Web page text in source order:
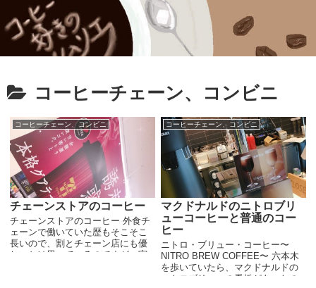
コーヒーチェーン、コンビニ
コーヒーチェーン、コンビニ
チェーンストアのコーヒー
チェーンストアのコーヒー 外食チ
ェーンで働いていた歴もそこそこ
長いので、割とチェーン店にも優
しいとは思っているのですが、実
コーヒーチェーン、コンビニ
マクドナルドのニトロブリ
ューコーヒーと普通のコー
ヒー
ニトロ・ブリュー・コーヒー〜
NITRO BREW COFFEE〜 六本木
を歩いていたら、マクドナルドの
ニトロブリューの看板があったの